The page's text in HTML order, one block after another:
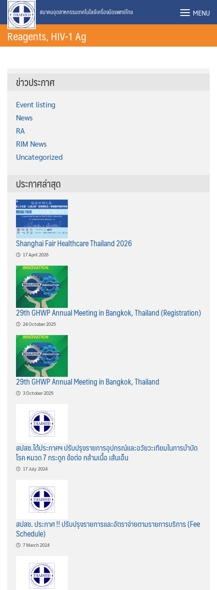
Skip
content
สมาคมอุตสาหกรรมเทคโนโลยีเครื่องมือแพทย์ไทย MENU
Reagents, HIV-1 Ag
ข่าวประกาศ
Event listing
News
RA
RIM News
Uncategorized
ประกาศล่าสุด
Shanghai Fair Healthcare Thailand 2026
17 April 2026
29th GHWP Annual Meeting in Bangkok, Thailand (Registration)
24 October 2025
29th GHWP Annual Meeting in Bangkok, Thailand
3 October 2025
สปสช.ได้ประกาศฯ ปรับปรุงรายการอุปกรณ์และอวัยวะเทียมในการบำบัด
โรค หมวด 7 กระดูก ข้อต่อ กล้ามเนื้อ เส้นเอ็น
17 July 2024
สปสช. ประกาศ !! ปรับปรุงรายการและอัตราจ่ายตามรายการบริการ (Fee
Schedule)
7 March 2024